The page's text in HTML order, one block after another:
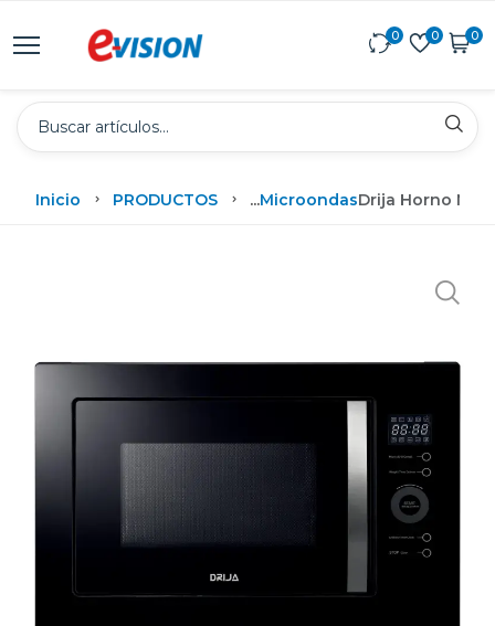
0 0 0
Inicio PRODUCTOS ...MicroondasDrija Horno